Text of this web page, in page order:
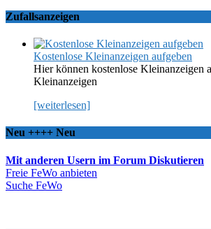
Zufallsanzeigen
Kostenlose Kleinanzeigen aufgeben
Hier können kostenlose Kleinanzeigen
Kleinanzeigen
[weiterlesen]
Neu ++++ Neu
Mit anderen Usern im Forum Diskutieren
Freie FeWo anbieten
Suche FeWo